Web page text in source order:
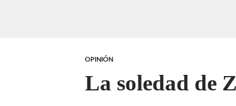
OPINIÓN
La soledad de